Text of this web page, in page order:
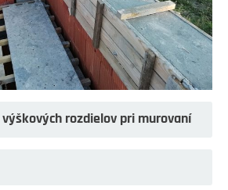
rozdielov pri murovaní